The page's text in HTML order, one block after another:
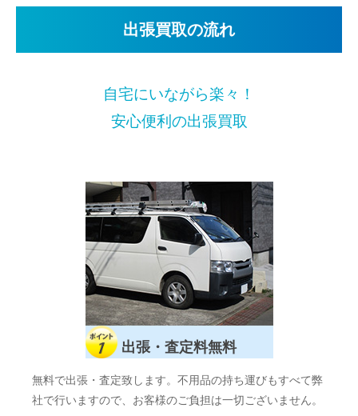
出張買取の流れ
自宅にいながら楽々！
安心便利の出張買取
出張・査定料無料
無料で出張・査定致します。不用品の持ち運びもすべて弊
社で行いますので、お客様のご負担は一切ございません。